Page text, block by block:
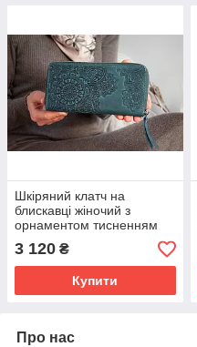
Шкіряний клатч на
блискавці жіночий з
орнаментом тисненням
Квіти бірюзовий |
гаманець на змійці
3 120 ₴
Купити
Про нас